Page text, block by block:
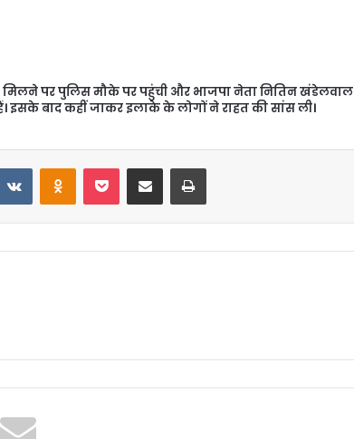
मिलने पर पुलिस मौके पर पहुंची और भाजपा नेता नितिन खंडेलवाल
इसके बाद कहीं जाकर इलाके के लोगों ने राहत की सांस ली।